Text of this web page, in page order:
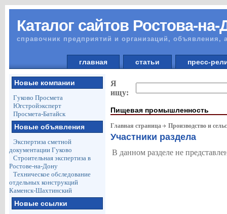
Каталог сайтов Ростова-на-
справочник предприятий и организаций, объявления,
главная статьи пресс-
Новые компании
Гуково Просмета
Югстройэксперт
Просмета-Батайск
Новые объявления
Экспертиза сметной
документации Гуково
Строительная экспертиза в
Ростове-на-Дону
Техническое обследование
отдельных конструкций
Каменск-Шахтинский
Новые ссылки
Я
ищу:
Пищевая промышленность
Главная страница Производство и
Участники раздела
В данном разделе не